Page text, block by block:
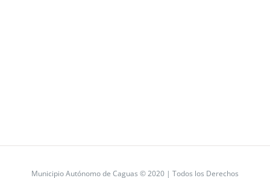
Municipio Autónomo de Caguas © 2020 | Todos los Derechos